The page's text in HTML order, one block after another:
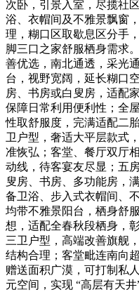
次卧，引景入室，尽揽社
浴、衣帽间及不雅景飘窗
理，糊口区取歇息区分手
脚三口之家舒服栖身需求
善优选，南北通透，采光
台，视野宽阔，延长糊口
房、书房或白叟房，适配
保障日常利用便利性；全
性取舒服度，完满适配二
卫户型，奢适大平层款式
准恢弘；客堂、餐厅双厅
动线，待客宴友尽显；五
叟房、书房、多功能房，
备卫浴、步入式衣帽间、
均带不雅景阳台，栖身舒
想，适配全春秋段栖身，
三卫户型，高端改善旗舰
结构合理；客堂毗连南向
赠送面积广漠，可打制私
元空间，实现 “高层有天